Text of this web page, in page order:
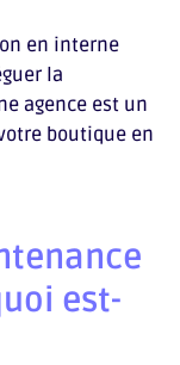
en interne
la
agence est un
boutique en
est-